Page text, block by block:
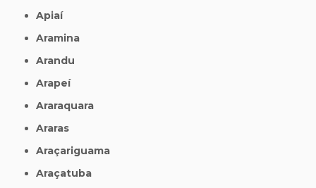
Apiaí
Aramina
Arandu
Arapeí
Araraquara
Araras
Araçariguama
Araçatuba